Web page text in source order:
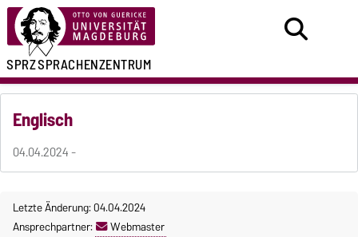
SPRZSPRACHENZENTRUM
Englisch
04.04.2024 -
Letzte Änderung: 04.04.2024
Ansprechpartner:
Webmaster